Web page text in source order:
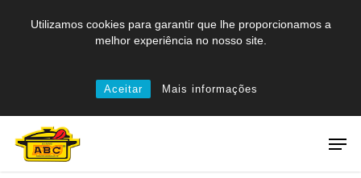
Utilizamos cookies para garantir que lhe proporcionamos a
melhor experiência no nosso site.
Aceitar Mais informações